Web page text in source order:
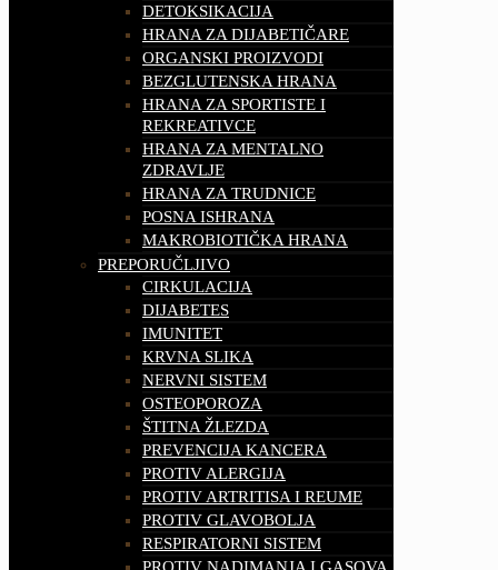
DETOKSIKACIJA
HRANA ZA DIJABETIČARE
ORGANSKI PROIZVODI
BEZGLUTENSKA HRANA
HRANA ZA SPORTISTE I
REKREATIVCE
HRANA ZA MENTALNO
ZDRAVLJE
HRANA ZA TRUDNICE
POSNA ISHRANA
MAKROBIOTIČKA HRANA
PREPORUČLJIVO
CIRKULACIJA
DIJABETES
IMUNITET
KRVNA SLIKA
NERVNI SISTEM
OSTEOPOROZA
ŠTITNA ŽLEZDA
PREVENCIJA KANCERA
PROTIV ALERGIJA
PROTIV ARTRITISA I REUME
PROTIV GLAVOBOLJA
RESPIRATORNI SISTEM